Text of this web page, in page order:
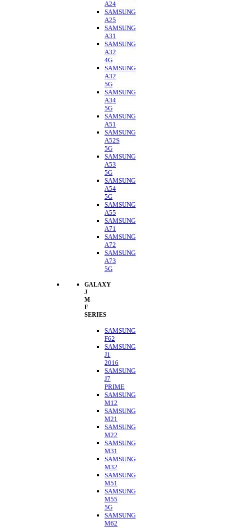
A24
SAMSUNG
A25
SAMSUNG
A31
SAMSUNG
A32
4G
SAMSUNG
A32
5G
SAMSUNG
A34
5G
SAMSUNG
A51
SAMSUNG
A52S
5G
SAMSUNG
A53
5G
SAMSUNG
A54
5G
SAMSUNG
A55
SAMSUNG
A71
SAMSUNG
A72
SAMSUNG
A73
5G
GALAXY
J
M
F
SERIES
SAMSUNG
F62
SAMSUNG
J1
2016
SAMSUNG
J7
PRIME
SAMSUNG
M12
SAMSUNG
M21
SAMSUNG
M22
SAMSUNG
M31
SAMSUNG
M32
SAMSUNG
M51
SAMSUNG
M55
5G
SAMSUNG
M62